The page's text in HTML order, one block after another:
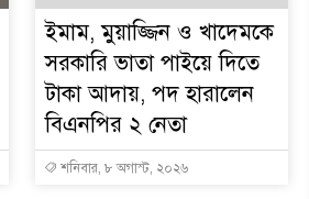
ইমাম, মুয়াজ্জিন ও খাদেমকে
সরকারি ভাতা পাইয়ে দিতে
টাকা আদায়, পদ হারালেন
বিএনপির ২ নেতা
শনিবার, ৮ অগাস্ট, ২০২৬